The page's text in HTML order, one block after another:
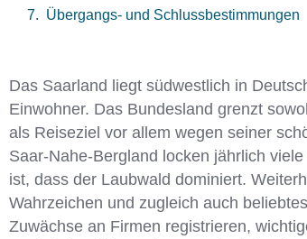
Übergangs- und Schlussbestimmungen
Das Saarland liegt südwestlich in
Einwohner. Das Bundesland grenzt
als Reiseziel vor allem wegen seiner
Saar-Nahe-Bergland locken jährlich
ist, dass der Laubwald dominiert.
Wahrzeichen und zugleich auch
Zuwächse an Firmen registrieren,